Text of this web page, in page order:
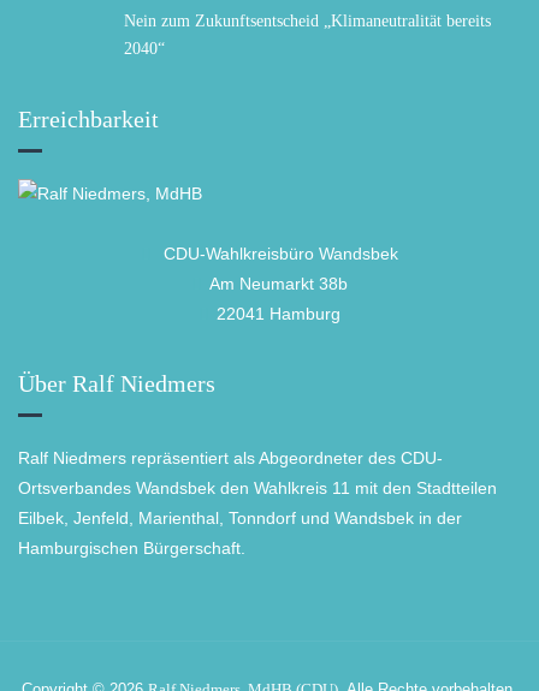
Nein zum Zukunftsentscheid „Klimaneutralität bereits
2040“
Erreichbarkeit
CDU-Wahlkreisbüro Wandsbek
Am Neumarkt 38b
22041 Hamburg
Über Ralf Niedmers
Ralf Niedmers repräsentiert als Abgeordneter des CDU-
Ortsverbandes Wandsbek den Wahlkreis 11 mit den Stadtteilen
Eilbek, Jenfeld, Marienthal, Tonndorf und Wandsbek in der
Hamburgischen Bürgerschaft.